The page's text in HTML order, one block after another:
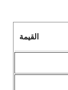
القيمة